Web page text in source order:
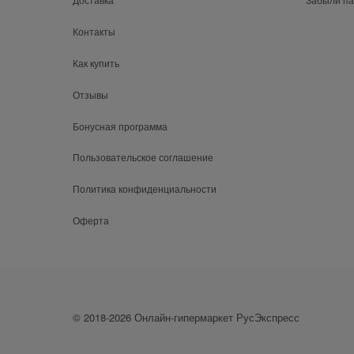
Контакты
Как купить
Отзывы
Бонусная программа
Пользовательское соглашение
Политика конфиденциальности
Оферта
© 2018-2026 Онлайн-гипермаркет РусЭкспресс